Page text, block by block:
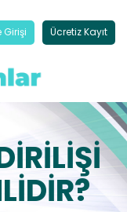
Girişi Ücretiz Kayıt